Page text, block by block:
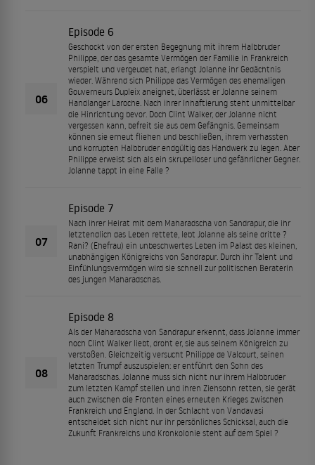
06
Episode 6
Geschockt von der ersten Begegnung mit ihrem Halbbruder
Philippe, der das gesamte Vermögen der Familie in Frankreich
verspielt und vergeudet hat, erlangt Jolanne ihr Gedächtnis
wieder. Während sich Philippe das Vermögen des ehemaligen
Gouverneurs Dupleix aneignet, überlässt er Jolanne seinem
Handlanger Laroche. Nach ihrer Inhaftierung steht unmittelbar
die Hinrichtung bevor. Doch Clint Walker, der Jolanne nicht
vergessen kann, befreit sie aus dem Gefängnis. Gemeinsam
können sie erneut fliehen und beschließen, ihrem verhassten
und korrupten Halbbruder endgültig das Handwerk zu legen. Aber
Philippe erweist sich als ein skrupelloser und gefährlicher Gegner.
Jolanne tappt in eine Falle ?
07
Episode 7
Nach ihrer Heirat mit dem Maharadscha von Sandrapur, die ihr
letztendlich das Leben rettete, lebt Jolanne als seine dritte ?
Rani? (Ehefrau) ein unbeschwertes Leben im Palast des kleinen,
unabhängigen Königreichs von Sandrapur. Durch ihr Talent und
Einfühlungsvermögen wird sie schnell zur politischen Beraterin
des jungen Maharadschas.
08
Episode 8
Als der Maharadscha von Sandrapur erkennt, dass Jolanne immer
noch Clint Walker liebt, droht er, sie aus seinem Königreich zu
verstoßen. Gleichzeitig versucht Philippe de Valcourt, seinen
letzten Trumpf auszuspielen: er entführt den Sohn des
Maharadschas. Jolanne muss sich nicht nur ihrem Halbbruder
zum letzten Kampf stellen und ihren Ziehsohn retten, sie gerät
auch zwischen die Fronten eines erneuten Krieges zwischen
Frankreich und England. In der Schlacht von Vandavasi
entscheidet sich nicht nur ihr persönliches Schicksal, auch die
Zukunft Frankreichs und Kronkolonie steht auf dem Spiel ?